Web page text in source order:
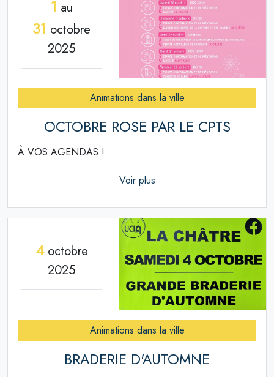
1 au
31 octobre
2025
Animations dans la ville
OCTOBRE ROSE PAR LE CPTS
À VOS AGENDAS !
Voir plus
4octobre
2025
Animations dans la ville
BRADERIE D'AUTOMNE